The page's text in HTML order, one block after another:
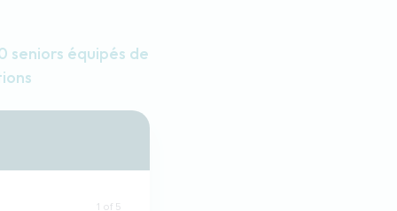
seniors équipés de
1 of 5